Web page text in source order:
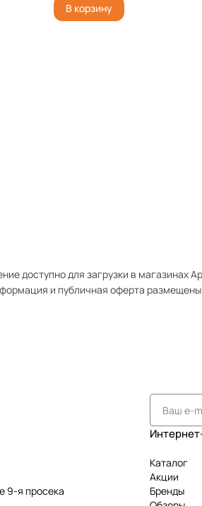
В корзину
доступно для загрузки в магазинах
и публичная оферта
9-я просека
Каталог
Акции
Бренды